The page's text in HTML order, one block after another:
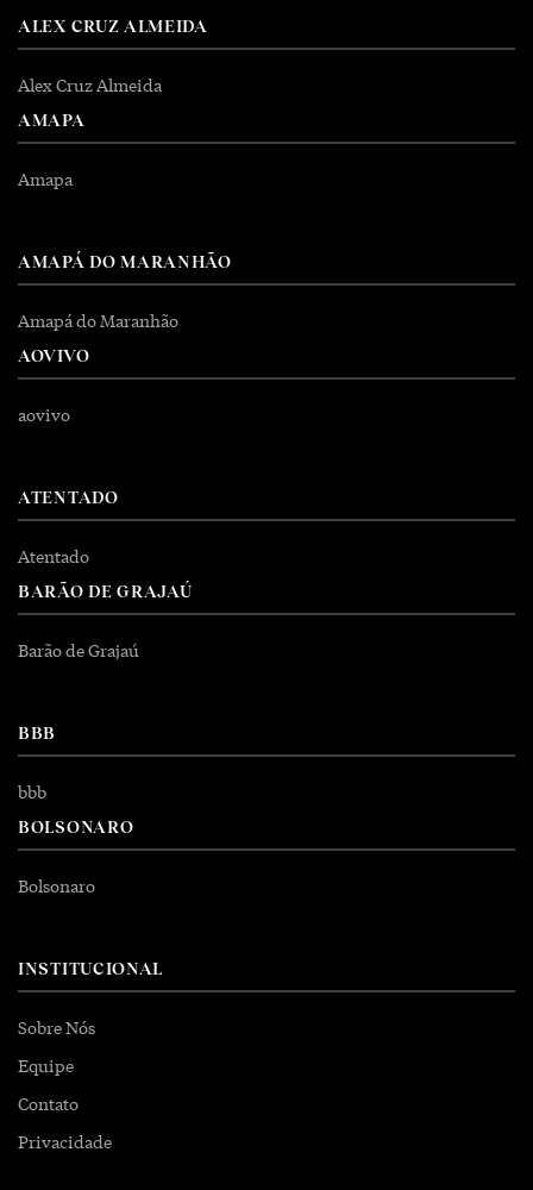
ALEX CRUZ ALMEIDA
Alex Cruz Almeida
AMAPA
Amapa
AMAPÁ DO MARANHÃO
Amapá do Maranhão
AOVIVO
aovivo
ATENTADO
Atentado
BARÃO DE GRAJAÚ
Barão de Grajaú
BBB
bbb
BOLSONARO
Bolsonaro
INSTITUCIONAL
Sobre Nós
Equipe
Contato
Privacidade